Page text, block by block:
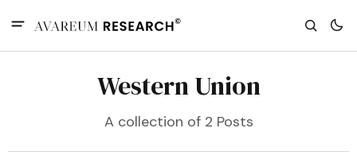
Western Union
A collection of 2 Posts